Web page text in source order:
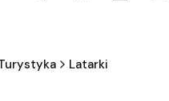
Latarki